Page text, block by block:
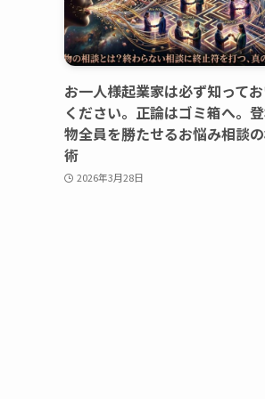
お一人様起業家は必ず知って
ください。正論はゴミ箱へ。
物全員を勝たせるお悩み相談
術
2026年3月28日